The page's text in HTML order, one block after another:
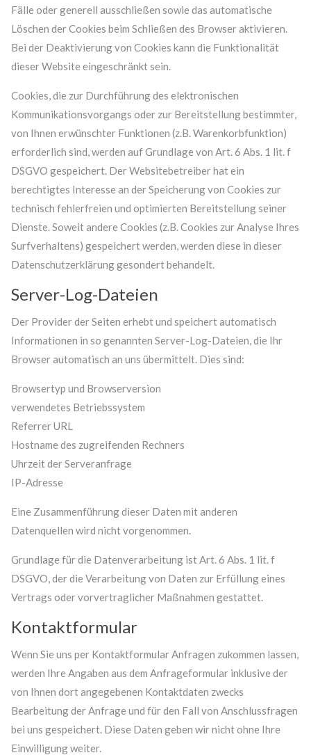
Fälle oder generell ausschließen sowie das automatische
Löschen der Cookies beim Schließen des Browser aktivieren.
Bei der Deaktivierung von Cookies kann die Funktionalität
dieser Website eingeschränkt sein.
Cookies, die zur Durchführung des elektronischen
Kommunikationsvorgangs oder zur Bereitstellung bestimmter,
von Ihnen erwünschter Funktionen (z.B. Warenkorbfunktion)
erforderlich sind, werden auf Grundlage von Art. 6 Abs. 1 lit. f
DSGVO gespeichert. Der Websitebetreiber hat ein
berechtigtes Interesse an der Speicherung von Cookies zur
technisch fehlerfreien und optimierten Bereitstellung seiner
Dienste. Soweit andere Cookies (z.B. Cookies zur Analyse Ihres
Surfverhaltens) gespeichert werden, werden diese in dieser
Datenschutzerklärung gesondert behandelt.
Server-Log-Dateien
Der Provider der Seiten erhebt und speichert automatisch
Informationen in so genannten Server-Log-Dateien, die Ihr
Browser automatisch an uns übermittelt. Dies sind:
Browsertyp und Browserversion
verwendetes Betriebssystem
Referrer URL
Hostname des zugreifenden Rechners
Uhrzeit der Serveranfrage
IP-Adresse
Eine Zusammenführung dieser Daten mit anderen
Datenquellen wird nicht vorgenommen.
Grundlage für die Datenverarbeitung ist Art. 6 Abs. 1 lit. f
DSGVO, der die Verarbeitung von Daten zur Erfüllung eines
Vertrags oder vorvertraglicher Maßnahmen gestattet.
Kontaktformular
Wenn Sie uns per Kontaktformular Anfragen zukommen lassen,
werden Ihre Angaben aus dem Anfrageformular inklusive der
von Ihnen dort angegebenen Kontaktdaten zwecks
Bearbeitung der Anfrage und für den Fall von Anschlussfragen
bei uns gespeichert. Diese Daten geben wir nicht ohne Ihre
Einwilligung weiter.